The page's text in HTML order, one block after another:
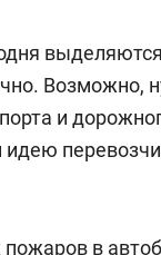
Возможно,
и
в
150 камер